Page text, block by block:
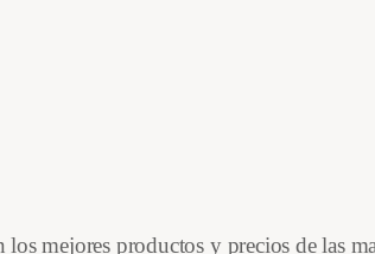
mejores productos y precios de las